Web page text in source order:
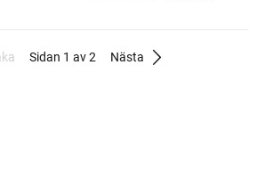
Sidan 1 av 2 Nästa